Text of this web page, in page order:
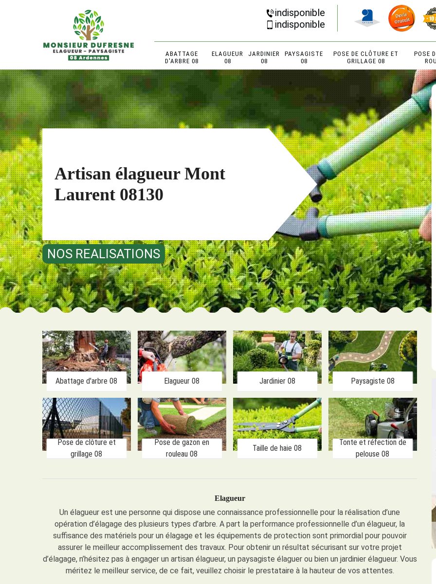
indisponible
indisponible
ABATTAGE
D'ARBRE 08
ELAGUEUR
08
JARDINIER
08
PAYSAGISTE
08
POSE DE CLÔTURE ET
GRILLAGE 08
POSE
Artisan élagueur Mont
Laurent 08130
NOS REALISATIONS
Abattage d'arbre 08 Elagueur 08 Jardinier 08 Paysagiste 08
Pose de clôture et
grillage 08
Pose de gazon en
rouleau 08
Taille de haie 08
Tonte et réfection de
pelouse 08
Elagueur
Un élagueur est une personne qui dispose une connaissance professionnelle pour la réalisation d’une
opération d’élagage des plusieurs types d’arbre. A part la performance professionnelle d’un élagueur, la
suffisance des matériels pour un élagage et les équipements de protection sont primordial pour pouvoir
assurer le meilleur accomplissement des travaux. Pour obtenir un résultat sécurisant sur votre projet
d’élagage, n’hésitez pas à engager un artisan élagueur, un paysagiste élaguer ou bien un jardinier élagueur. Vous
méritez le meilleur service, de ce fait, veuillez choisir le prestataire à la hauteur de vos attentes.